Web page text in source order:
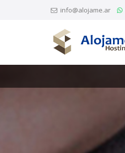
info@alojame.ar